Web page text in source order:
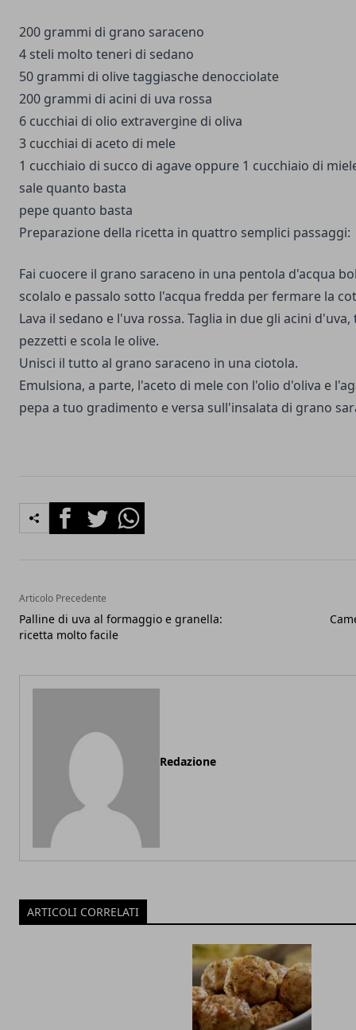
200 grammi di grano saraceno
4 steli molto teneri di sedano
50 grammi di olive taggiasche denocciolate
200 grammi di acini di uva rossa
6 cucchiai di olio extravergine di oliva
3 cucchiai di aceto di mele
1 cucchiaio di succo di agave oppure 1 cucchiaio di
sale quanto basta
pepe quanto basta
Preparazione della ricetta in quattro semplici passaggi:
Fai cuocere il grano saraceno in una pentola d'acqua
scolalo e passalo sotto l'acqua fredda per fermare la
Lava il sedano e l'uva rossa. Taglia in due gli acini
pezzetti e scola le olive.
Unisci il tutto al grano saraceno in una ciotola.
Emulsiona, a parte, l'aceto di mele con l'olio d'oliva e
pepa a tuo gradimento e versa sull'insalata di grano
FacebookTwitterWhatsapp
Articolo Precedente
Palline di uva al formaggio e granella:
ricetta molto facile
Redazione
ARTICOLI CORRELATI